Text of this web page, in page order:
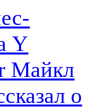
Y
Майкл
о